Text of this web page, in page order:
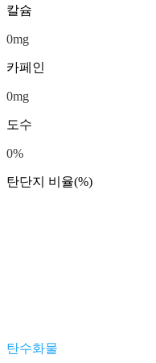
칼슘
0mg
카페인
0mg
도수
0%
탄단지 비율(%)
탄수화물